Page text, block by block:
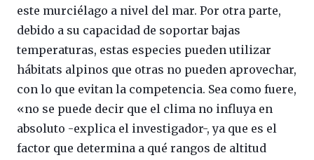
este murciélago a nivel del mar. Por otra parte,
debido a su capacidad de soportar bajas
temperaturas, estas especies pueden utilizar
hábitats alpinos que otras no pueden aprovechar,
con lo que evitan la competencia. Sea como fuere,
«no se puede decir que el clima no influya en
absoluto -explica el investigador-, ya que es el
factor que determina a qué rangos de altitud